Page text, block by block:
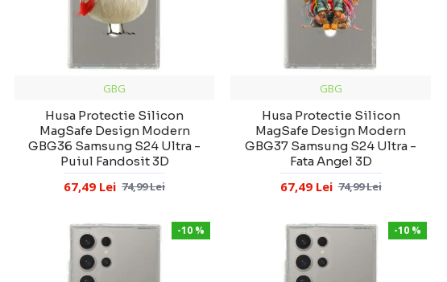
GBG
Husa Protectie Silicon
MagSafe Design Modern
GBG36 Samsung S24 Ultra -
Puiul Fandosit 3D
67,49 Lei 74,99 Lei
GBG
Husa Protectie Silicon
MagSafe Design Modern
GBG37 Samsung S24 Ultra -
Fata Angel 3D
67,49 Lei 74,99 Lei
-10 % -10 %